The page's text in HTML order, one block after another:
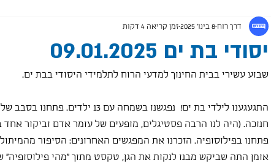
יסודי בת ים 09.01.2025
דרך רוח 8 בינו׳ 2025 זמן קריאה 4 דקות
שבוע עשירי בבית החינוך למדעי הרוח לתלמידי היסודי בבת ים.
התגעגענו לילדי בת ים!  נפגשנו
חנוכה. (היה לנו הרבה פסטיגלים, מופעים של עומר אדם וביקור אחד
פתחנו בפילוסופיה. הזכרנו את המפגשים האחרונים: הסיפור
אומן התה שביקש מבנו לנקות את הגן, טקסט מתוך "מהי